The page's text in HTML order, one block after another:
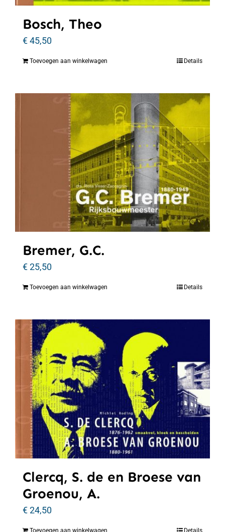
Bosch, Theo
€45,50
Toevoegen aan winkelwagen Details
Bremer, G.C.
€25,50
Toevoegen aan winkelwagen Details
Clercq, S. de en Broese van
Groenou, A.
€24,50
Toevoegen aan winkelwagen Details